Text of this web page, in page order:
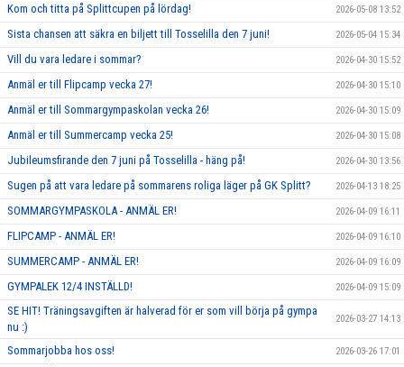
Kom och titta på Splittcupen på lördag! 2026-05-08 13:52
Sista chansen att säkra en biljett till Tosselilla den 7 juni! 2026-05-04 15:34
Vill du vara ledare i sommar? 2026-04-30 15:52
Anmäl er till Flipcamp vecka 27! 2026-04-30 15:10
Anmäl er till Sommargympaskolan vecka 26! 2026-04-30 15:09
Anmäl er till Summercamp vecka 25! 2026-04-30 15:08
Jubileumsfirande den 7 juni på Tosselilla - häng på! 2026-04-30 13:56
Sugen på att vara ledare på sommarens roliga läger på GK Splitt? 2026-04-13 18:25
SOMMARGYMPASKOLA - ANMÄL ER! 2026-04-09 16:11
FLIPCAMP - ANMÄL ER! 2026-04-09 16:10
SUMMERCAMP - ANMÄL ER! 2026-04-09 16:09
GYMPALEK 12/4 INSTÄLLD! 2026-04-09 15:09
SE HIT! Träningsavgiften är halverad för er som vill börja på gympa
nu :)
2026-03-27 14:13
Sommarjobba hos oss! 2026-03-26 17:01